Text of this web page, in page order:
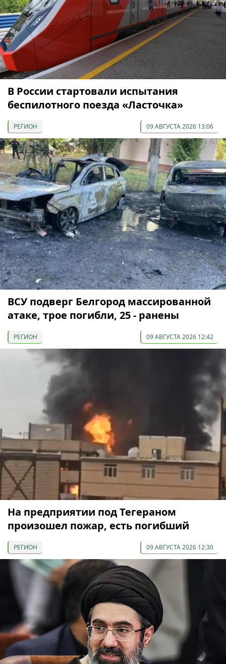
В России стартовали испытания
беспилотного поезда «Ласточка»
РЕГИОН 09 АВГУСТА 2026 13:06
ВСУ подверг Белгород массированной
атаке, трое погибли, 25 - ранены
РЕГИОН 09 АВГУСТА 2026 12:42
На предприятии под Тегераном
произошел пожар, есть погибший
РЕГИОН 09 АВГУСТА 2026 12:30